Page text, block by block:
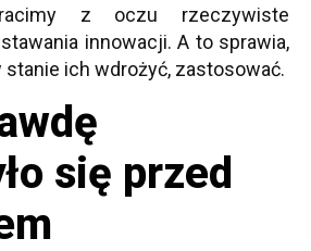
z oczu rzeczywiste
innowacji. A to sprawia,
ich wdrożyć, zastosować.
się przed